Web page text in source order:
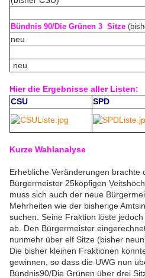
Bündnis 90/Die Grünen 3 Sitze
neu
neu
Hier die Ergebnisse aller Listen:
CSU
SPD
Kurze Wahlanalyse
Erhebliche Veränderungen brachte
Bürgermeister 25köpfigen
muss sich auch der neue
Mehrheiten wie der bisherige
suchen. Seine Fraktion löste
ab. Den Bürgermeister
nunmehr über elf Sitze (bisher
Die bisher kleinen Fraktionen
gewinnen, so dass die UWG nun
Bündnis90/Die Grünen über drei